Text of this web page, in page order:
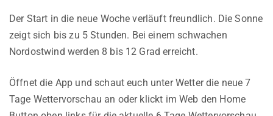
Der Start in die neue Woche verläuft freundlich. Die Sonne
zeigt sich bis zu 5 Stunden. Bei einem schwachen
Nordostwind werden 8 bis 12 Grad erreicht.
Öffnet die App und schaut euch unter Wetter die neue 7
Tage Wettervorschau an oder klickt im Web den Home